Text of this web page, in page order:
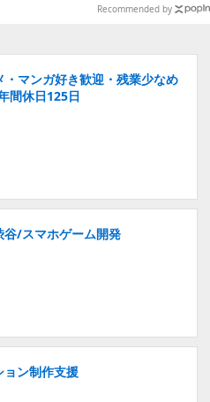
Recommended by
マンガ好き歓迎・残業少なめ
間休日125日
/スマホゲーム開発
ョン制作支援